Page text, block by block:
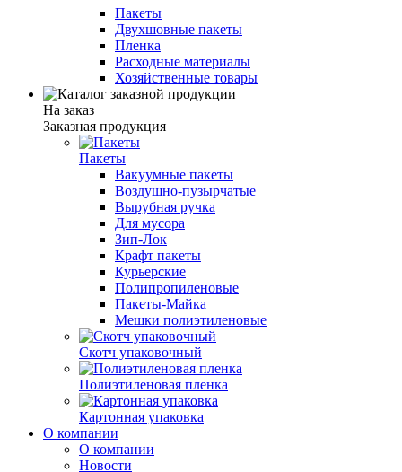
Пакеты
Двухшовные пакеты
Пленка
Расходные материалы
Хозяйственные товары
На заказ
Заказная продукция
Пакеты
Вакуумные пакеты
Воздушно-пузырчатые
Вырубная ручка
Для мусора
Зип-Лок
Крафт пакеты
Курьерские
Полипропиленовые
Пакеты-Майка
Мешки полиэтиленовые
Скотч упаковочный
Полиэтиленовая пленка
Картонная упаковка
О компании
О компании
Новости